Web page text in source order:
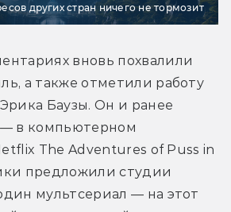
других стран ничего не тормозит
вновь похвалили
а также отметили работу
Баузы. Он и ранее
— в компьютерном
The Adventures of Puss in
предложили студии
мультсериал — на этот